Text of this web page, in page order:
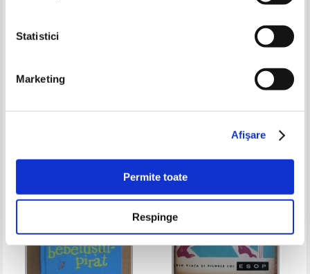
Statistici
Marketing
Afişare
Permite toate
Respinge
Pret:10,00Lei Lei